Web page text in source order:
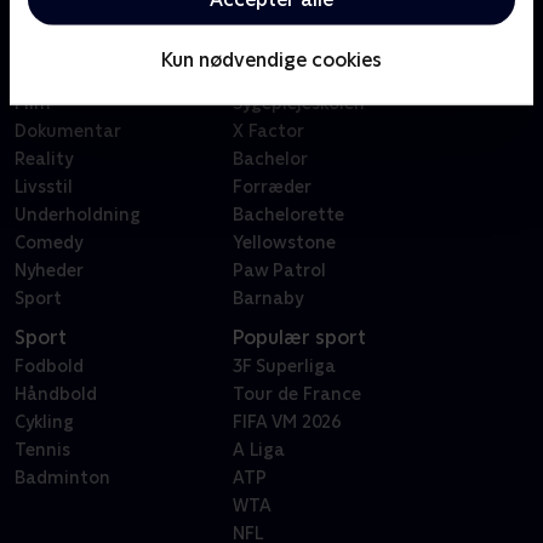
Kun nødvendige cookies
Kategorier
Film
Dokumentar
Reality
Livsstil
Underholdning
Comedy
Nyheder
Sport
Badehotellet
Sygeplejeskolen
X Factor
Bachelor
Forræder
Bachelorette
Yellowstone
Paw Patrol
Barnaby
Sport
Fodbold
Håndbold
Cykling
Tennis
Badminton
Populær sport
3F Superliga
Tour de France
FIFA VM 2026
A Liga
ATP
WTA
NFL